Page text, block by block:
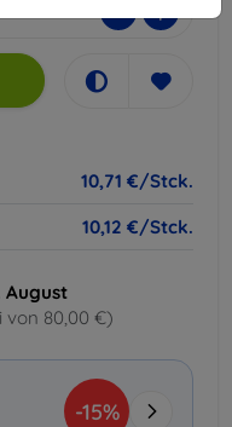
- +
10,71 €/Stck.
10,12 €/Stck.
August
von 80,00 €)
-15%